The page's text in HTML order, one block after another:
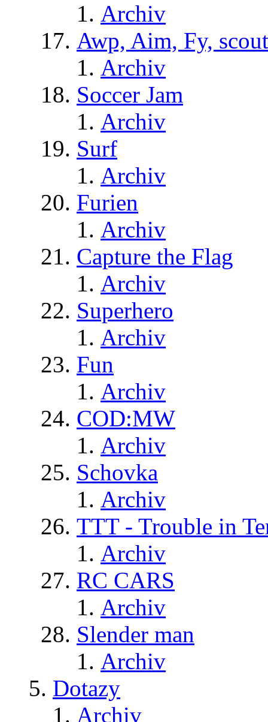
Archiv
Awp, Aim, Fy,
Archiv
Soccer Jam
Archiv
Surf
Archiv
Furien
Archiv
Capture the Flag
Archiv
Superhero
Archiv
Fun
Archiv
COD:MW
Archiv
Schovka
Archiv
TTT - Trouble in
Archiv
RC CARS
Archiv
Slender man
Archiv
Dotazy
Archiv